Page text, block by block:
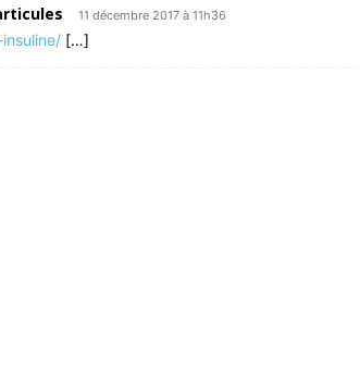
11 décembre 2017 à 11h36
[…]